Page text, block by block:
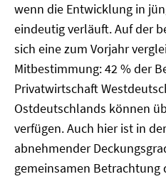
wenn die Entwicklung in
eindeutig verläuft. Auf der
sich eine zum Vorjahr
Mitbestimmung: 42 % der
Privatwirtschaft
Ostdeutschlands können
verfügen. Auch hier ist in
abnehmender
gemeinsamen